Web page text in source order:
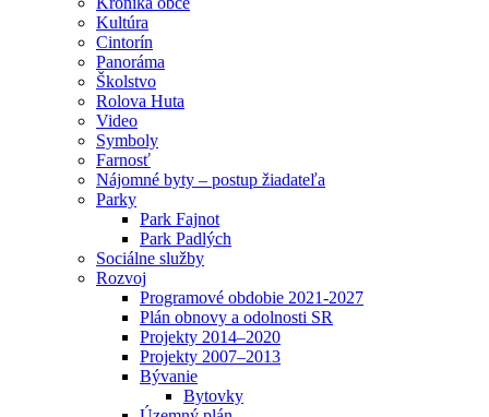
Kultúra
Cintorín
Panoráma
Školstvo
Rolova Huta
Video
Symboly
Farnosť
Nájomné byty – postup žiadateľa
Parky
Park Fajnot
Park Padlých
Sociálne služby
Rozvoj
Programové obdobie 2021-2027
Plán obnovy a odolnosti SR
Projekty 2014–2020
Projekty 2007–2013
Bývanie
Bytovky